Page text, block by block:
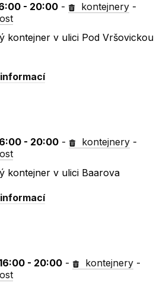
- 20:00 - kontejnery -
kontejner v ulici Pod Vršovickou
- 20:00 - kontejnery -
kontejner v ulici Baarova
- 20:00 - kontejnery -